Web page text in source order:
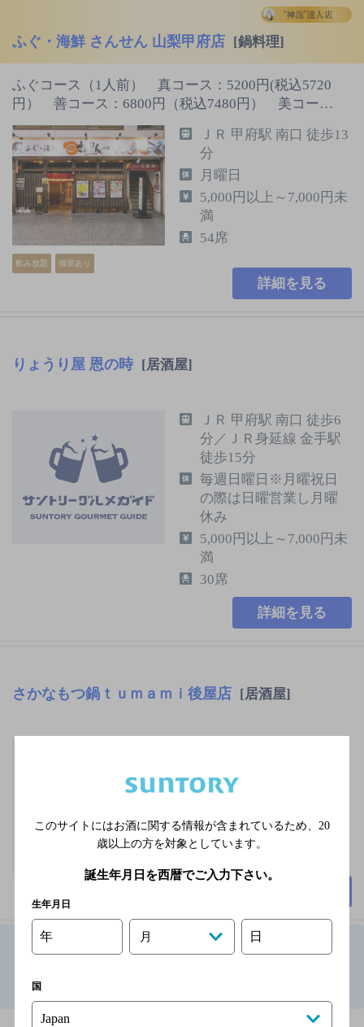
ふぐ・海鮮 さんせん 山梨甲府店 [鍋料理]
ふぐコース（1人前） 真コース：5200円(税込5720
円） 善コース：6800円（税込7480円） 美コー…
飲み放題 個室あり
ＪＲ 甲府駅 南口 徒歩13
分
月曜日
5,000円以上～7,000円未
満
54席
詳細を見る
りょうり屋 恩の時 [居酒屋]
ＪＲ 甲府駅 南口 徒歩6
分／ＪＲ身延線 金手駅
徒歩15分
毎週日曜日※月曜祝日
の際は日曜営業し月曜
休み
5,000円以上～7,000円未
満
30席
詳細を見る
さかなもつ鍋ｔｕｍａｍｉ後屋店 [居酒屋]
5,000円以上～7,000円未
50席
1
※店舗によりハイボール取り扱い銘柄が異なります。
このサイトにはお酒に関する情報が含まれているため、 20
歳以上の方を対象としています。
誕生年月日を西暦でご入力下さい。
生年月日
年 月 日
国